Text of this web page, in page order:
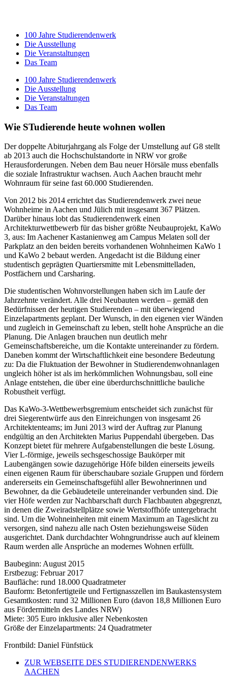
100 Jahre Studierendenwerk
Die Ausstellung
Die Veranstaltungen
Das Team
100 Jahre Studierendenwerk
Die Ausstellung
Die Veranstaltungen
Das Team
Wie STudierende heute wohnen wollen
Der doppelte Abiturjahrgang als Folge der Umstellung auf G8 stellt
ab 2013 auch die Hochschulstandorte in NRW vor große
Herausforderungen. Neben dem Bau neuer Hörsäle muss ebenfalls
die soziale Infrastruktur wachsen. Auch Aachen braucht mehr
Wohnraum für seine fast 60.000 Studierenden.
Von 2012 bis 2014 errichtet das Studierendenwerk zwei neue
Wohnheime in Aachen und Jülich mit insgesamt 367 Plätzen.
Darüber hinaus lobt das Studierendenwerk einen
Architekturwettbewerb für das bisher größte Neubauprojekt, KaWo
3, aus: Im Aachener Kastanienweg am Campus Melaten soll der
Parkplatz an den beiden bereits vorhandenen Wohnheimen KaWo 1
und KaWo 2 bebaut werden. Angedacht ist die Bildung einer
studentisch geprägten Quartiersmitte mit Lebensmittelladen,
Postfächern und Carsharing.
Die studentischen Wohnvorstellungen haben sich im Laufe der
Jahrzehnte verändert. Alle drei Neubauten werden – gemäß den
Bedürfnissen der heutigen Studierenden – mit überwiegend
Einzelapartments geplant. Der Wunsch, in den eigenen vier Wänden
und zugleich in Gemeinschaft zu leben, stellt hohe Ansprüche an die
Planung. Die Anlagen brauchen nun deutlich mehr
Gemeinschaftsbereiche, um die Kontakte untereinander zu fördern.
Daneben kommt der Wirtschaftlichkeit eine besondere Bedeutung
zu: Da die Fluktuation der Bewohner in Studierendenwohnanlagen
ungleich höher ist als im herkömmlichen Wohnungsbau, soll eine
Anlage entstehen, die über eine überdurchschnittliche bauliche
Robustheit verfügt.
Das KaWo-3-Wettbewerbsgremium entscheidet sich zunächst für
drei Siegerentwürfe aus den Einreichungen von insgesamt 26
Architektenteams; im Juni 2013 wird der Auftrag zur Planung
endgültig an den Architekten Marius Puppendahl übergeben. Das
Konzept bietet für mehrere Aufgabenstellungen die beste Lösung.
Vier L-förmige, jeweils sechsgeschossige Baukörper mit
Laubengängen sowie dazugehörige Höfe bilden einerseits jeweils
einen eigenen Raum für überschaubare soziale Gruppen und fördern
andererseits ein Gemeinschaftsgefühl aller Bewohnerinnen und
Bewohner, da die Gebäudeteile untereinander verbunden sind. Die
vier Höfe werden zur Nachbarschaft durch Flachbauten abgegrenzt,
in denen die Zweiradstellplätze sowie Wertstoffhöfe untergebracht
sind. Um die Wohneinheiten mit einem Maximum an Tageslicht zu
versorgen, sind nahezu alle nach Osten beziehungsweise Süden
ausgerichtet. Dank durchdachter Wohngrundrisse auch auf kleinem
Raum werden alle Ansprüche an modernes Wohnen erfüllt.
Baubeginn: August 2015
Erstbezug: Februar 2017
Baufläche: rund 18.000 Quadratmeter
Bauform: Betonfertigteile und Fertignasszellen im Baukastensystem
Gesamtkosten: rund 32 Millionen Euro (davon 18,8 Millionen Euro
aus Fördermitteln des Landes NRW)
Miete: 305 Euro inklusive aller Nebenkosten
Größe der Einzelapartments: 24 Quadratmeter
Frontbild: Daniel Fünfstück
ZUR WEBSEITE DES STUDIERENDENWERKS
AACHEN